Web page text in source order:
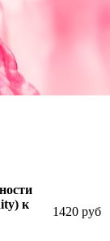
к
1420 руб